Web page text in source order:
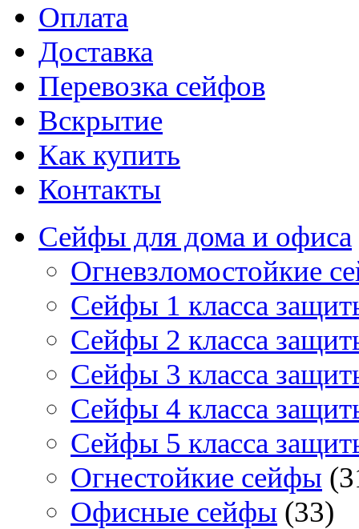
Оплата
Доставка
Перевозка сейфов
Вскрытие
Как купить
Контакты
Сейфы для дома и офиса
Огневзломостойкие
Сейфы 1 класса
Сейфы 2 класса
Сейфы 3 класса
Сейфы 4 класса
Сейфы 5 класса
Огнестойкие сейфы
Офисные сейфы (33)